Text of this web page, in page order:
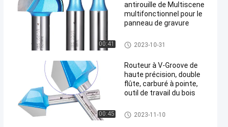
00:41
antirouille de Multiscene
multifonctionnel pour le
panneau de gravure
Mèches de routeur de moulag
e
2023-10-31
00:45
Routeur à V-Groove de
haute précision, double
flûte, carburé à pointe,
outil de travail du bois
Mèches de routeur de moulag
e
2023-11-10